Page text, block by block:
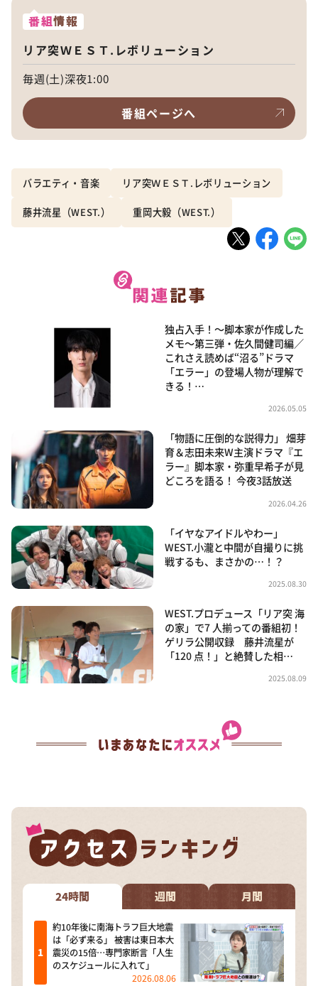
番組情報
リア突ＷＥＳＴ.レボリューション
毎週(土)深夜1:00
番組ページへ
バラエティ・音楽 リア突ＷＥＳＴ.レボリューション
藤井流星（WEST.） 重岡大毅（WEST.）
独占入手！～脚本家が作成した
メモ～第三弾・佐久間健司編／
これさえ読めば“沼る”ドラマ
「エラー」の登場人物が理解で
きる！…
2026.05.05
「物語に圧倒的な説得力」 畑芽
育＆志田未来W主演ドラマ『エ
ラー』脚本家・弥重早希子が見
どころを語る！ 今夜3話放送
2026.04.26
「イヤなアイドルやわー」
WEST.小瀧と中間が自撮りに挑
戦するも、まさかの…！？
2025.08.30
WEST.プロデュース「リア突 海
の家」で7 人揃っての番組初！
ゲリラ公開収録 藤井流星が
「120 点！」と絶賛した相…
2025.08.09
24時間 週間 月間
約10年後に南海トラフ巨大地震
は「必ず来る」 被害は東日本大
震災の15倍…専門家断言「人生
のスケジュールに入れて」
2026.08.06